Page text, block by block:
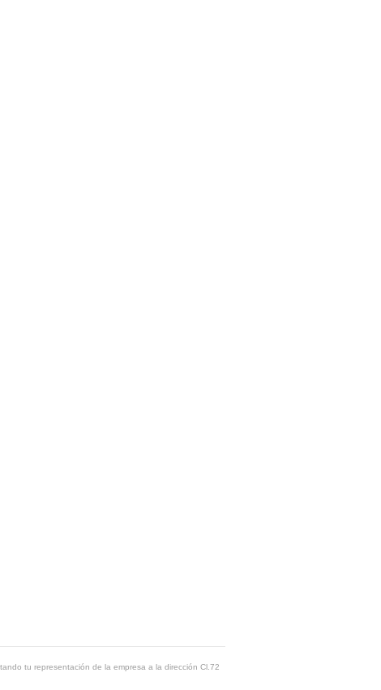
tu representación de la empresa a la dirección Cl.72